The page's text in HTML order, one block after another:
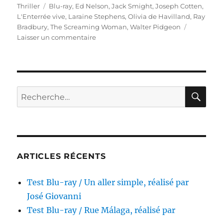
le
Thriller
Étiquettes
Blu-ray, Ed Nelson,Jack Smight,Joseph Cotten,
L'Enterrée vive, Laraine Stephens,Olivia de Havilland, Ray
Bradbury,The Screaming Woman,Walter Pidgeon
Laisser un commentairesur
vive,
par
Recherche
pour :
ARTICLES RÉCENTS
Test Blu-ray / Un aller simple, réalisé par
José Giovanni
Test Blu-ray / Rue Málaga, réalisé par